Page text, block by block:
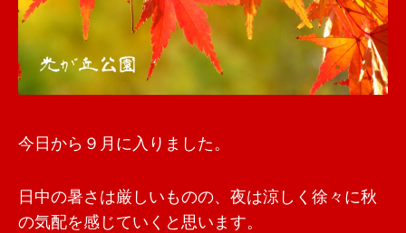
今日から９月に入りました。
日中の暑さは厳しいものの、夜は涼しく徐々に秋
の気配を感じていくと思います。